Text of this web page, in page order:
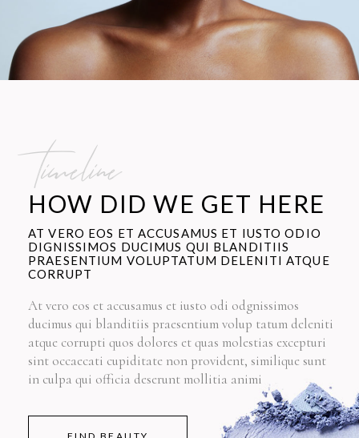
timeline
HOW DID WE GET HERE
AT VERO EOS ET ACCUSAMUS ET IUSTO ODIO
DIGNISSIMOS DUCIMUS QUI BLANDITIIS
PRAESENTIUM VOLUPTATUM DELENITI ATQUE
CORRUPT
At vero eos et accusamus et iusto odi odgnissimos
ducimus qui blanditiis praesentium volup tatum deleniti
atque corrupti quos dolores et quas molestias excepturi
sint occaecati cupiditate non provident, similique sunt
in culpa qui officia deserunt mollitia animi